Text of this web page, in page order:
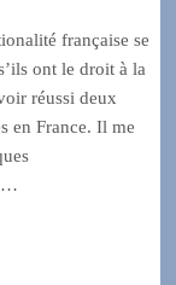
française se
ont le droit à la
réussi deux
en France. Il me